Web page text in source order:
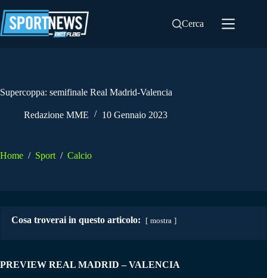
al
contenuto
Cerca
Supercoppa: semifinale Real Madrid-Valencia
Redazione MME 10 Gennaio 2023
Home / Sport / Calcio
Cosa troverai in questo articolo: mostra
PREVIEW REAL MADRID – VALENCIA